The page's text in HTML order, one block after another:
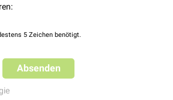
5 Zeichen benötigt.
Absenden